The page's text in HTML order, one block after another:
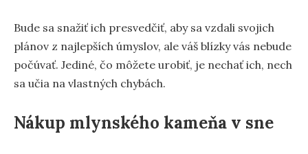
Bude sa snažiť ich presvedčiť, aby sa vzdali svojich
plánov z najlepších úmyslov, ale váš blízky vás nebude
počúvať. Jediné, čo môžete urobiť, je nechať ich, nech
sa učia na vlastných chybách.
Nákup mlynského kameňa v sne